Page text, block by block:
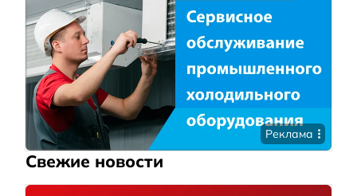
Реклама
Свежие новости